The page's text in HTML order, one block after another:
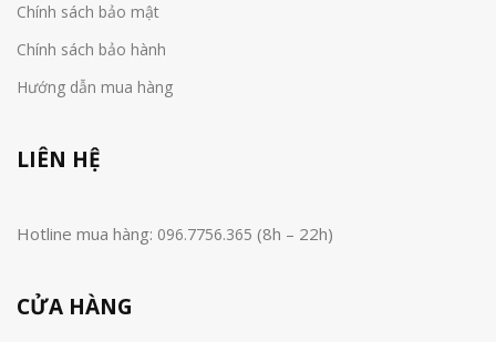
Chính sách bảo mật
Chính sách bảo hành
Hướng dẫn mua hàng
LIÊN HỆ
Hotline mua hàng: 096.7756.365 (8h – 22h)
CỬA HÀNG